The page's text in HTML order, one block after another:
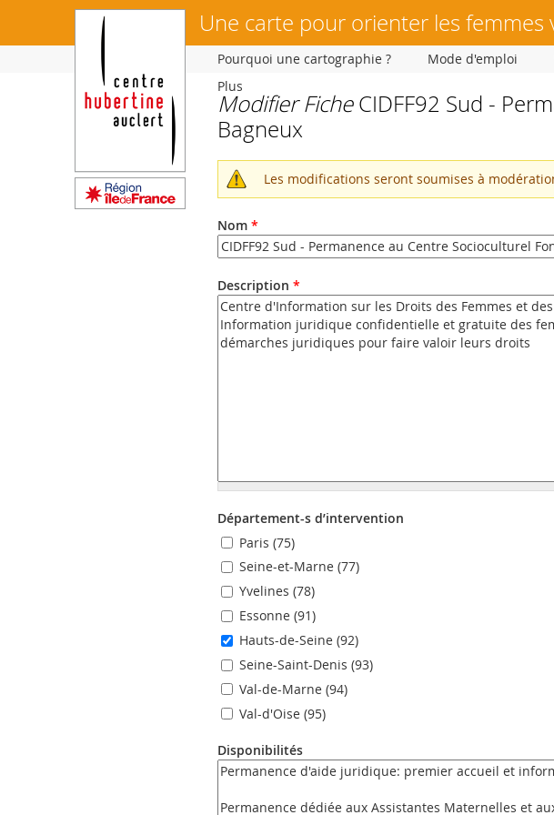
Une carte pour orienter les femmes
Vous
êtes
ici
Modifier FicheCIDFF92 Sud -
Bagneux
Message
Les modifications seront soumises à
Nom *
Description *
Département-s d’intervention
Paris (75)
Seine-et-Marne (77)
Yvelines (78)
Essonne (91)
Hauts-de-Seine (92)
Seine-Saint-Denis (93)
Val-de-Marne (94)
Val-d'Oise (95)
Disponibilités
Pourquoi une cartographie ? Mode d'emploi
Plus